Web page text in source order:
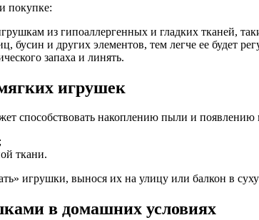
покупке:
из гипоаллергенных и гладких тканей,
бусин и других элементов, тем легче ее будет
запаха и линять.
игрушек
способствовать накоплению пыли и появлению
ткани.
игрушки, вынося их на улицу или балкон в
в домашних условиях